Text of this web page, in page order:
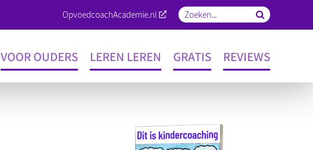
OpvoedcoachAcademie.nl Zoeken
VOOR OUDERS LEREN LEREN GRATIS REVIEWS